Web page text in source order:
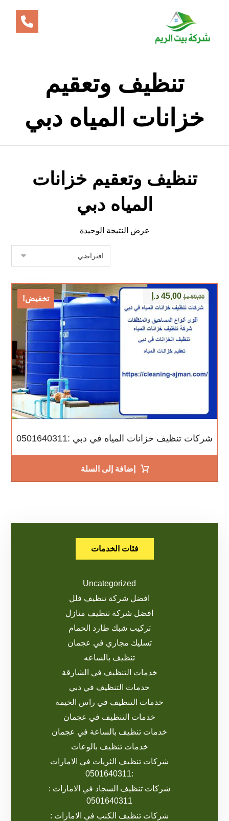
تنظيف وتعقيم
خزانات المياه دبي
تنظيف وتعقيم خزانات
المياه دبي
عرض النتيجة الوحيدة
تخفيض!
شركات تنظيف خزانات المياه في دبي :0501640311
60,00 د.إ 45,00 د.إ
إضافة إلى السلة
فئات الخدمات
Uncategorized
افضل شركة تنظيف فلل
افضل شركة تنظيف منازل
تركيب شبك طارد الحمام
تسليك مجاري في عجمان
تنظيف بالساعه
خدمات التنظيف في الشارقة
خدمات التنظيف في دبي
خدمات التنظيف في راس الخيمة
خدمات التنظيف في عجمان
خدمات تنظيف بالساعة في عجمان
خدمات تنظيف بالوعات
شركات تنظيف الثريات في الامارات
:0501640311
شركات تنظيف السجاد في الامارات :
0501640311
شركات تنظيف الكنب في الامارات :